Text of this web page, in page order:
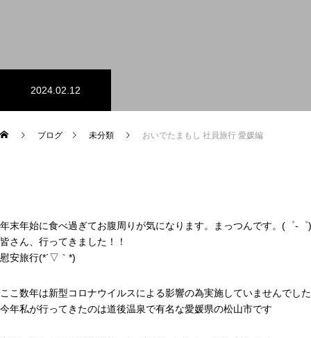
お問い合わせ
2024.02.12
ブログ 未分類 おいでたまもし 社員旅行 愛媛編
年末年始に食べ過ぎてお腹周りが気になります。まっつんです。(゜-゜)
皆さん、行ってきました！！
慰安旅行(*´▽｀*)
ここ数年は新型コロナウイルスによる影響の為実施していませんでし
今年私が行ってきたのは道後温泉で有名な愛媛県の松山市です